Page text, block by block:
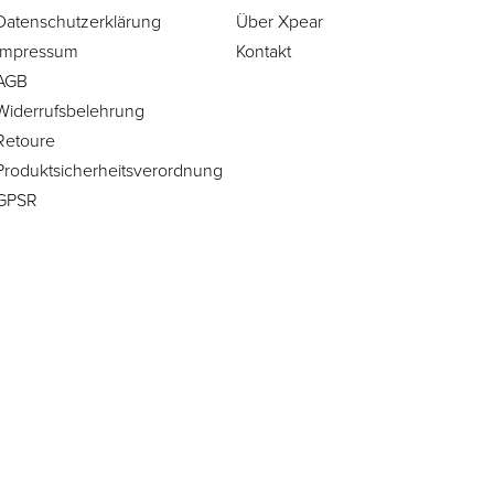
Über Xpear
Kontakt